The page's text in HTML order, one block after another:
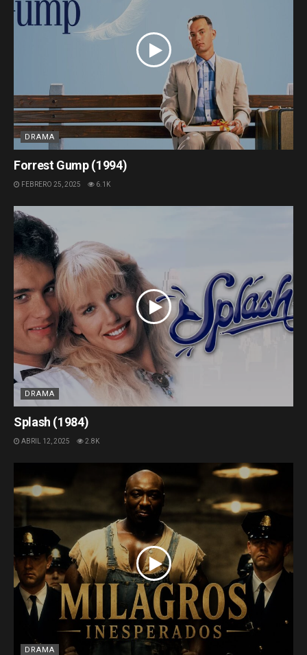
DRAMA
Forrest Gump (1994)
FEBRERO 25, 2025 6.1K
DRAMA
Splash (1984)
ABRIL 12, 2025 2.8K
DRAMA